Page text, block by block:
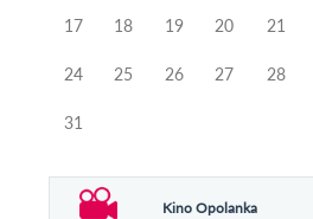
17 18 19 20 21
24 25 26 27 28
31
Kino Opolanka